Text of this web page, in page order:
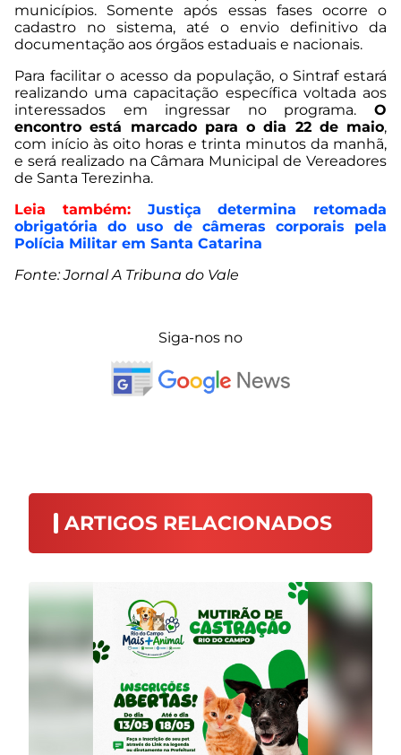
municípios. Somente após essas fases ocorre o
cadastro no sistema, até o envio definitivo da
documentação aos órgãos estaduais e nacionais.
Para facilitar o acesso da população, o Sintraf estará
realizando uma capacitação específica voltada aos
interessados em ingressar no programa. O
encontro está marcado para o dia 22 de maio,
com início às oito horas e trinta minutos da manhã,
e será realizado na Câmara Municipal de Vereadores
de Santa Terezinha.
Leia também:
Justiça determina retomada
obrigatória do uso de câmeras corporais pela
Polícia Militar em Santa Catarina
Fonte: Jornal A Tribuna do Vale
Siga-nos no
ARTIGOS RELACIONADOS